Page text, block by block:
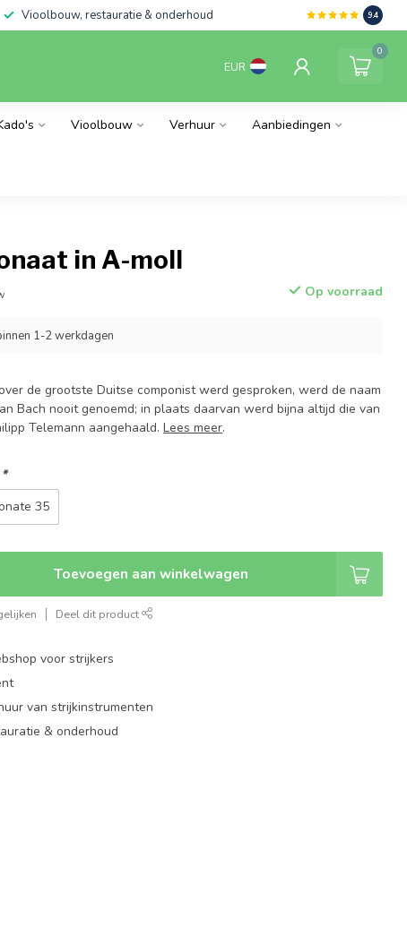
Vioolbouw, restauratie & onderhoud 9.4
EUR
0
Vioolbouw Verhuur Aanbiedingen
in A-moll
Op voorraad
1-2 werkdagen
de grootste Duitse componist werd gesproken, werd de naam
Bach nooit genoemd; in plaats daarvan werd bijna altijd die van
Telemann aangehaald.Lees meer.
*
35
Toevoegen aan winkelwagen
Deel dit product
voor strijkers
van strijkinstrumenten
& onderhoud